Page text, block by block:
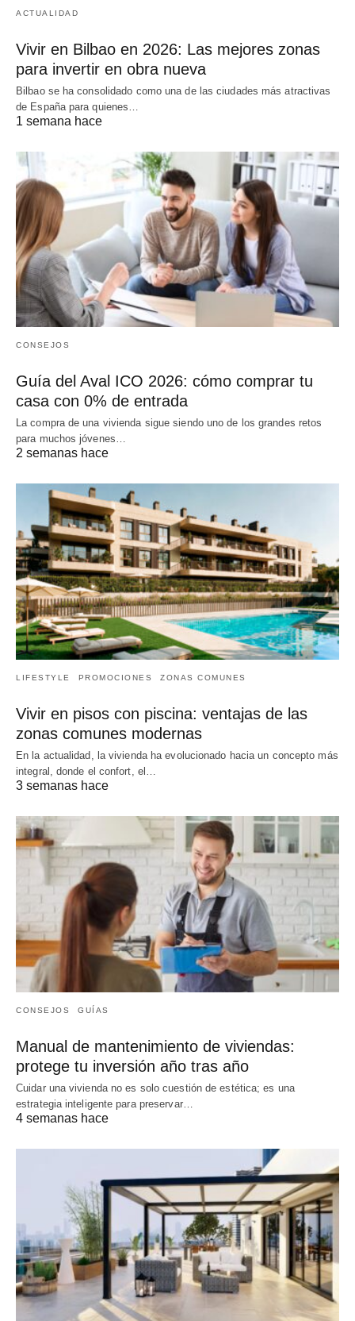
ACTUALIDAD
Vivir en Bilbao en 2026: Las mejores zonas
para invertir en obra nueva
Bilbao se ha consolidado como una de las ciudades más atractivas
de España para quienes…
1 semana hace
CONSEJOS
Guía del Aval ICO 2026: cómo comprar tu
casa con 0% de entrada
La compra de una vivienda sigue siendo uno de los grandes retos
para muchos jóvenes…
2 semanas hace
LIFESTYLE PROMOCIONES ZONAS COMUNES
Vivir en pisos con piscina: ventajas de las
zonas comunes modernas
En la actualidad, la vivienda ha evolucionado hacia un concepto más
integral, donde el confort, el…
3 semanas hace
CONSEJOS GUÍAS
Manual de mantenimiento de viviendas:
protege tu inversión año tras año
Cuidar una vivienda no es solo cuestión de estética; es una
estrategia inteligente para preservar…
4 semanas hace